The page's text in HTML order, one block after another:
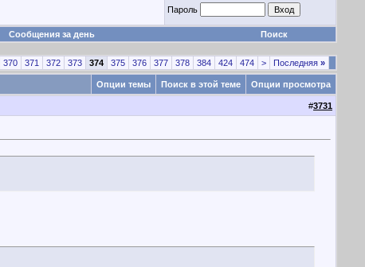
Пароль
Сообщения за день Поиск
370 371 372 373 374 375 376 377 378 384 424 474 > Последняя »
Опции темы Поиск в этой теме Опции просмотра
#3731